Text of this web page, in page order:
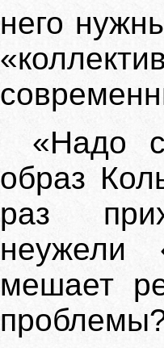
него
«Надо
образ
раз
неужели
мешает